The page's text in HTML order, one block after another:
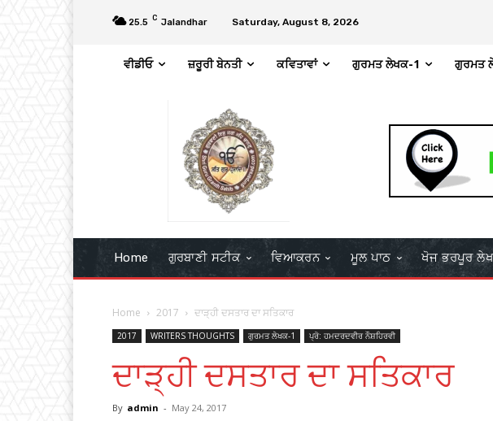
25.5 C Jalandhar Saturday, August 8, 2026
ਵੀਡੀਓ ਜ਼ਰੂਰੀ ਬੇਨਤੀ ਕਵਿਤਾਵਾਂ ਗੁਰਮਤ ਲੇਖਕ-1 ਗੁਰਮਤ
Home ਗੁਰਬਾਣੀ ਸਟੀਕ ਵਿਆਕਰਨ ਮੂਲ ਪਾਠ ਖੋਜ ਭਰਪੂਰ ਲੇਖ
Home 2017 ਦਾੜ੍ਹੀ ਦਸਤਾਰ ਦਾ ਸਤਿਕਾਰ
2017 WRITERS THOUGHTS ਗੁਰਮਤ ਲੇਖਕ-1 ਪ੍ਰੋ: ਹਮਦਰਦਵੀਰ ਨੌਸ਼ਹਿਰਵੀ
ਦਾੜ੍ਹੀ ਦਸਤਾਰ ਦਾ ਸਤਿਕਾਰ
By admin - May 24, 2017